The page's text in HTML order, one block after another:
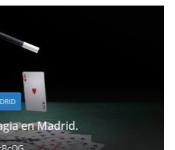
en Madrid.